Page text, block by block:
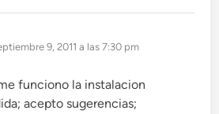
9, 2011 a las 7:30 pm
funciono la instalacion
acepto sugerencias;